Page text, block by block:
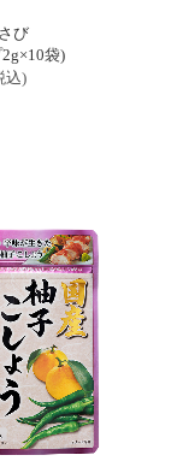
び
袋)
込)